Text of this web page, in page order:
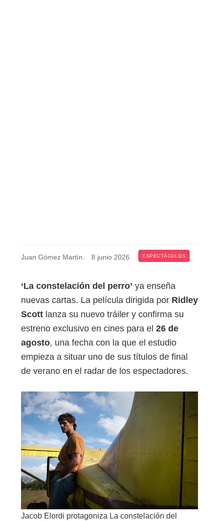
Juan Gómez Martín. 8 junio 2026. ESPECTÁCULOS
‘La constelación del perro’ ya enseña
nuevas cartas. La película dirigida por Ridley
Scott lanza su nuevo tráiler y confirma su
estreno exclusivo en cines para el 26 de
agosto, una fecha con la que el estudio
empieza a situar uno de sus títulos de final
de verano en el radar de los espectadores.
Jacob Elordi protagoniza La constelación del